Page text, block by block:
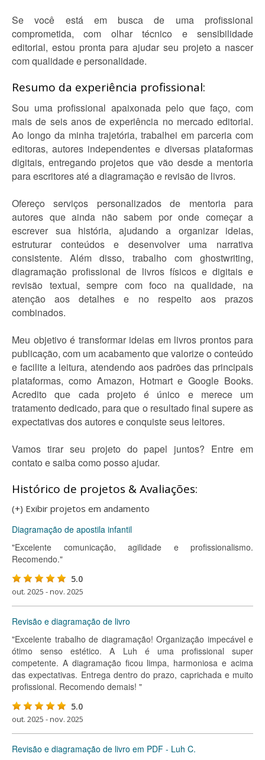
Se você está em busca de uma profissional
comprometida, com olhar técnico e sensibilidade
editorial, estou pronta para ajudar seu projeto a nascer
com qualidade e personalidade.
Resumo da experiência profissional:
Sou uma profissional apaixonada pelo que faço, com
mais de seis anos de experiência no mercado editorial.
Ao longo da minha trajetória, trabalhei em parceria com
editoras, autores independentes e diversas plataformas
digitais, entregando projetos que vão desde a mentoria
para escritores até a diagramação e revisão de livros.
Ofereço serviços personalizados de mentoria para
autores que ainda não sabem por onde começar a
escrever sua história, ajudando a organizar ideias,
estruturar conteúdos e desenvolver uma narrativa
consistente. Além disso, trabalho com ghostwriting,
diagramação profissional de livros físicos e digitais e
revisão textual, sempre com foco na qualidade, na
atenção aos detalhes e no respeito aos prazos
combinados.
Meu objetivo é transformar ideias em livros prontos para
publicação, com um acabamento que valorize o conteúdo
e facilite a leitura, atendendo aos padrões das principais
plataformas, como Amazon, Hotmart e Google Books.
Acredito que cada projeto é único e merece um
tratamento dedicado, para que o resultado final supere as
expectativas dos autores e conquiste seus leitores.
Vamos tirar seu projeto do papel juntos? Entre em
contato e saiba como posso ajudar.
Histórico de projetos & Avaliações:
(+) Exibir projetos em andamento
Diagramação de apostila infantil
"Excelente comunicação, agilidade e profissionalismo.
Recomendo."
5.0
out. 2025 - nov. 2025
Revisão e diagramação de livro
"Excelente trabalho de diagramação! Organização impecável e
ótimo senso estético. A Luh é uma profissional super
competente. A diagramação ficou limpa, harmoniosa e acima
das expectativas. Entrega dentro do prazo, caprichada e muito
profissional. Recomendo demais! "
5.0
out. 2025 - nov. 2025
Revisão e diagramação de livro em PDF - Luh C.